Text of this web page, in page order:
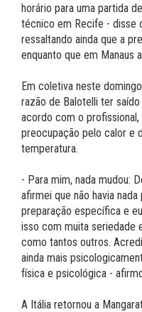
horário para uma partida
técnico em Recife - disse
ressaltando ainda que a
enquanto que em Manaus
Em coletiva neste
razão de Balotelli ter
acordo com o
preocupação pelo calor e
temperatura.
- Para mim, nada mudou:
afirmei que não havia
preparação específica e
isso com muita seriedade
como tantos outros.
ainda mais
física e psicológica -
A Itália retornou a